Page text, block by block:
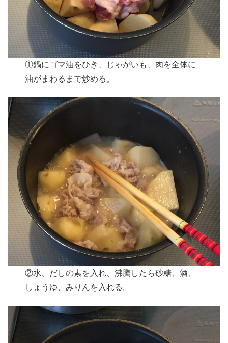
①鍋にゴマ油をひき、じゃがいも、肉を全体に
油がまわるまで炒める。
②水、だしの素を入れ、沸騰したら砂糖、酒、
しょうゆ、みりんを入れる。